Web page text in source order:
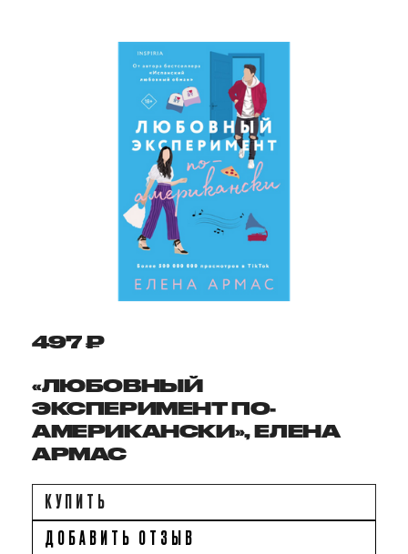
497 ₽
«ЛЮБОВНЫЙ
ЭКСПЕРИМЕНТ ПО-
АМЕРИКАНСКИ», ЕЛЕНА
АРМАС
КУПИТЬ
ДОБАВИТЬ ОТЗЫВ